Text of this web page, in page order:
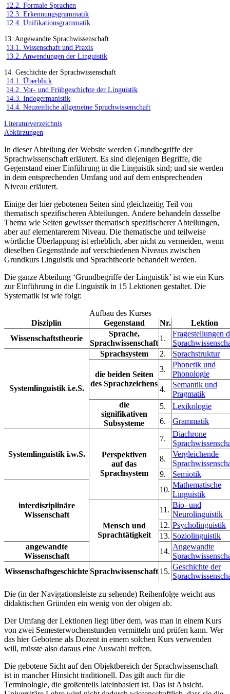
12.2. Formale Sprachen
12.3. Erkennungsgrammatik
12.4. Unifikationsgrammatik
13. Angewandte Sprachwissenschaft
13.1. Wissenschaft und Praxis
13.2. Anwendungen der Linguistik
14. Geschichte der Sprachwissenschaft
14.1. Überblick
14.2. Vor- und Frühgeschichte der Linguistik
14.3. Indogermanistik
14.4. Neuzeitliche allgemeine Sprachwissenschaft
Literaturverzeichnis
Abkürzungen
In dieser Abteilung der Website werden Grundbegriffe der
Sprachwissenschaft erläutert. Es sind diejenigen Begriffe, die
Gegenstand einer Einführung in die Linguistik sind; und sie werden
in dem entsprechenden Umfang und auf dem entsprechenden
Niveau erläutert.
Einige der hier gebotenen Seiten sind gleichzeitig Teil von
thematisch spezifischeren Abteilungen. Andere behandeln dasselbe
Thema wie Seiten gewisser thematisch spezifischerer Abteilungen,
aber auf elementarerem Niveau. Die thematische und teilweise
wörtliche Überlappung ist erheblich, aber nicht zu vermeiden, wenn
dieselben Gegenstände auf verschiedenen Niveaus zwischen
Grundkurs Linguistik und Sprachtheorie behandelt werden.
Die ganze Abteilung ‘Grundbegriffe der Linguistik’ ist wie ein Kurs
zur Einführung in die Linguistik in 15 Lektionen gestaltet. Die
Systematik ist wie folgt:
Aufbau des Kurses
Disziplin
Gegenstand Nr.
Lektion
Wissenschaftstheorie
Sprache,
Sprachwissenschaft
1.
Fragestellungen
Systemlinguistik i.e.S.
Sprachsystem 2. Sprachstruktur
die beiden Seiten
des Sprachzeichens
3.
Phonetik und
Phonologie
4.
Semantik und
Pragmatik
die
signifikativen
Subsysteme
5.
Lexikologie
6.
Grammatik
Systemlinguistik i.w.S.
Perspektiven
auf das
Sprachsystem
7.
Diachrone
8.
Vergleichende
9.
Semiotik
interdisziplinäre
Wissenschaft
10.
Mathematische
Linguistik
Mensch und
Sprachtätigkeit
11.
Bio- und
Neurolinguistik
12. Psycholinguistik
13. Soziolinguistik
angewandte
Wissenschaft
14.
Angewandte
WissenschaftsgeschichteSprachwissenschaft 15.
Geschichte der
Die (in der Navigationsleiste zu sehende) Reihenfolge weicht aus
didaktischen Gründen ein wenig von der obigen ab.
Der Umfang der Lektionen liegt über dem, was man in einem Kurs
von zwei Semesterwochenstunden vermitteln und prüfen kann. Wer
das hier Gebotene als Dozent in einem solchen Kurs verwenden
will, müsste also daraus eine Auswahl treffen.
Die gebotene Sicht auf den Objektbereich der Sprachwissenschaft
ist in mancher Hinsicht traditionell. Das gilt auch für die
Terminologie, die großenteils lateinbasiert ist. Das ist Absicht.